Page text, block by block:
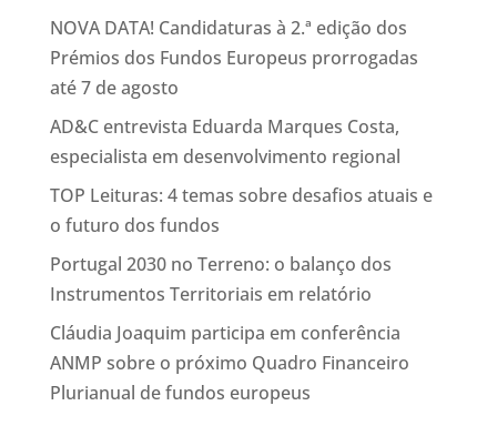
NOVA DATA! Candidaturas à 2.ª edição dos
Prémios dos Fundos Europeus prorrogadas
até 7 de agosto
AD&C entrevista Eduarda Marques Costa,
especialista em desenvolvimento regional
TOP Leituras: 4 temas sobre desafios atuais e
o futuro dos fundos
Portugal 2030 no Terreno: o balanço dos
Instrumentos Territoriais em relatório
Cláudia Joaquim participa em conferência
ANMP sobre o próximo Quadro Financeiro
Plurianual de fundos europeus